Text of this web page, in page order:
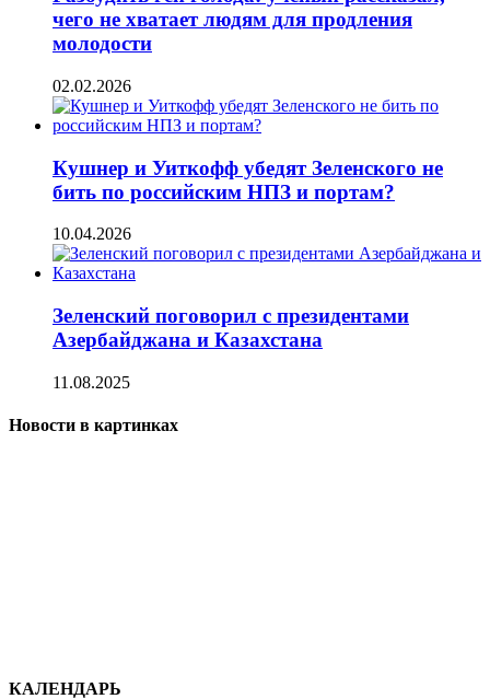
чего не хватает людям для продления
молодости
02.02.2026
Кушнер и Уиткофф убедят Зеленского не
бить по российским НПЗ и портам?
10.04.2026
Зеленский поговорил с президентами
Азербайджана и Казахстана
11.08.2025
Новости в картинках
КАЛЕНДАРЬ